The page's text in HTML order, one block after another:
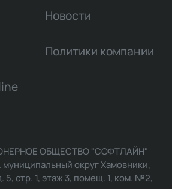
Новости
Политики компании
ОБЩЕСТВО "СОФТЛАЙН"
муниципальный округ Хамовники,
5, стр. 1, этаж 3, помещ. 1, ком. №2,